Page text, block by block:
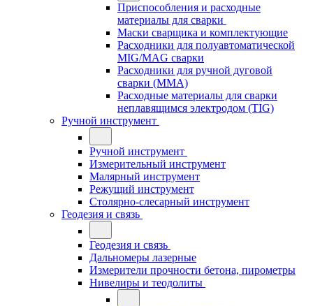
Приспособления и расходные
материалы для сварки
Маски сварщика и комплектующие
Расходники для полуавтоматической
MIG/MAG сварки
Расходники для ручной дуговой
сварки (MMA)
Расходные материалы для сварки
неплавящимся электродом (TIG)
Ручной инструмент
Ручной инструмент
Измерительный инструмент
Малярный инструмент
Режущий инструмент
Столярно-слесарный инструмент
Геодезия и связь
Геодезия и связь
Дальномеры лазерные
Измерители прочности бетона, пирометры
Нивелиры и теодолиты